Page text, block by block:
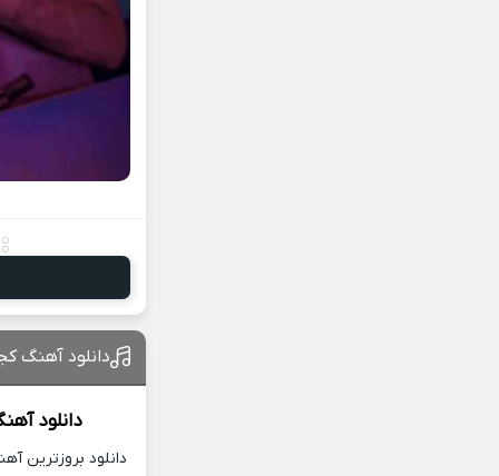
دانلود آهنگ
دانلود
دانلود بروزترین